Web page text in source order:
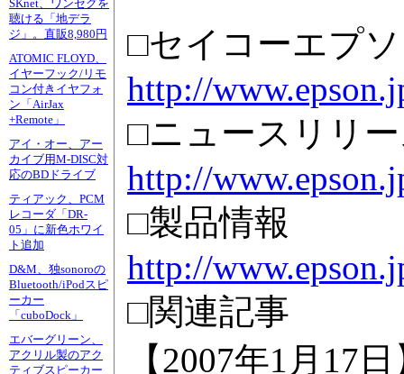
SKnet、ワンセグを
聴ける「地デラ
ジ」。直販8,980円
ATOMIC FLOYD、
イヤーフック/リモ
コン付きイヤフォ
ン「AirJax
+Remote」
アイ・オー、アー
カイブ用M-DISC対
応のBDドライブ
ティアック、PCM
レコーダ「DR-
05」に新色ホワイ
ト追加
D&M、独sonoroの
Bluetooth/iPodスピ
ーカー
「cuboDock」
エバーグリーン、
アクリル製のアク
ティブスピーカー
□セイコーエプ
http://
□ニュースリリ
http://
□製品情報
http://
□関連記事
【2007年1月17